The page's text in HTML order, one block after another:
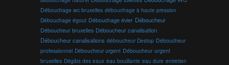
Débouchage wc bruxelles débouchage à haute pression
Débouchage égout Débouchage évier Déboucheur
Déboucheur bruxelles Déboucheur canalisation
Déboucheur canalisations déboucheur Destop Déboucheur
professionnel Déboucheur urgent Déboucheur urgent
bruxelles Dégâts des eaux eau bouillante eau dure entretien